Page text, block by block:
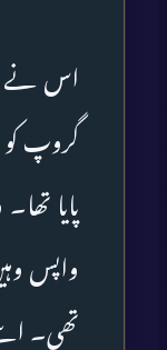
اس نے
گروپ کو
پایا
واپس
تھی۔